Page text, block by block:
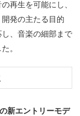
再生を可能にし、
発の主たる目的
、音楽の細部まで
。
新エントリーモデ